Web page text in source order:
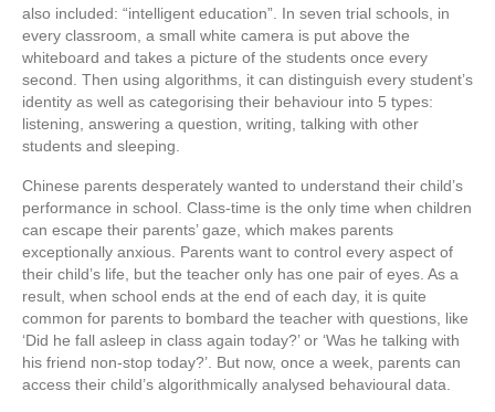
also included: “intelligent education”. In seven trial schools, in
every classroom, a small white camera is put above the
whiteboard and takes a picture of the students once every
second. Then using algorithms, it can distinguish every student’s
identity as well as categorising their behaviour into 5 types:
listening, answering a question, writing, talking with other
students and sleeping.
Chinese parents desperately wanted to understand their child’s
performance in school. Class-time is the only time when children
can escape their parents’ gaze, which makes parents
exceptionally anxious. Parents want to control every aspect of
their child’s life, but the teacher only has one pair of eyes. As a
result, when school ends at the end of each day, it is quite
common for parents to bombard the teacher with questions, like
‘Did he fall asleep in class again today?’ or ‘Was he talking with
his friend non-stop today?’. But now, once a week, parents can
access their child’s algorithmically analysed behavioural data.